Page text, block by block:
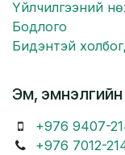
Үйлчилгээний
Бодлого
Бидэнтэй
Эм,
+976 9407-
+976 7012-